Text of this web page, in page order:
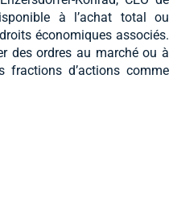
à l’achat total ou
économiques associés.
des ordres au marché ou à
d’actions comme